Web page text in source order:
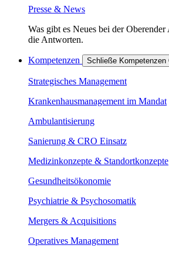
Presse & News
Was gibt es Neues bei der
die Antworten.
Kompetenzen Schließe Kompetenzen
Strategisches Management
Krankenhausmanagement im Mandat
Ambulantisierung
Sanierung & CRO Einsatz
Medizinkonzepte & Standortkonzepte
Gesundheitsökonomie
Psychiatrie & Psychosomatik
Mergers & Acquisitions
Operatives Management